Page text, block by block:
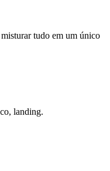
tudo em um único
landing.